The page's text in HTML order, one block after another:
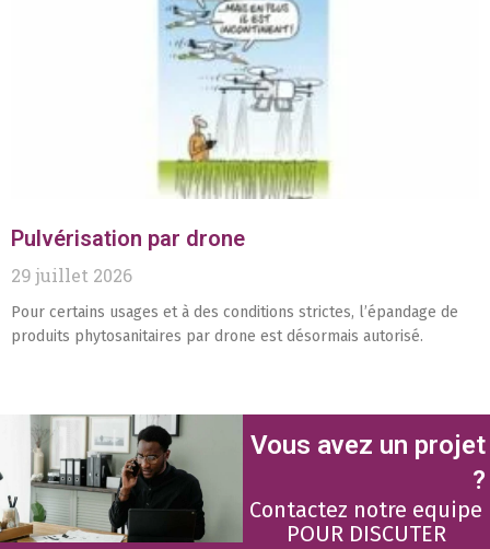
Pulvérisation par drone
29 juillet 2026
Pour certains usages et à des conditions strictes, l’épandage de
produits phytosanitaires par drone est désormais autorisé.
Vous avez un projet
?
Contactez notre equipe
POUR DISCUTER